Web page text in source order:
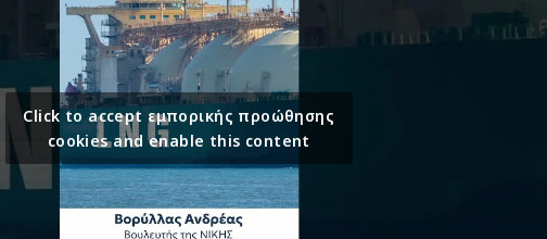
Click to accept εμπορικής προώθησης
cookies and enable this content